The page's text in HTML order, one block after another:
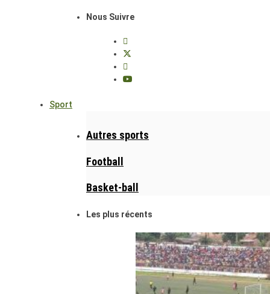
Nous Suivre
Sport
Autres sports
Football
Basket-ball
Les plus récents